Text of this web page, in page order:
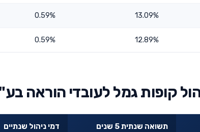
13.09%
0.59%
12.89%
0.59%
קופות גמל לעובדי הוראה
תשואה שנתית 5 שנים דמי ניהול שנתיים